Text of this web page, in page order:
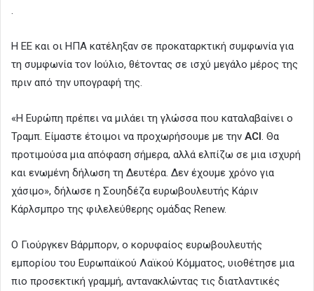
.
Η ΕΕ και οι ΗΠΑ κατέληξαν σε προκαταρκτική συμφωνία για
τη συμφωνία τον Ιούλιο, θέτοντας σε ισχύ μεγάλο μέρος της
πριν από την υπογραφή της.
«Η Ευρώπη πρέπει να μιλάει τη γλώσσα που καταλαβαίνει ο
Τραμπ. Είμαστε έτοιμοι να προχωρήσουμε με την ACI. Θα
προτιμούσα μια απόφαση σήμερα, αλλά ελπίζω σε μια ισχυρή
και ενωμένη δήλωση τη Δευτέρα. Δεν έχουμε χρόνο για
χάσιμο», δήλωσε η Σουηδέζα ευρωβουλευτής Κάριν
Κάρλσμπρο της φιλελεύθερης ομάδας Renew.
Ο Γιούργκεν Βάρμπορν, ο κορυφαίος ευρωβουλευτής
εμπορίου του Ευρωπαϊκού Λαϊκού Κόμματος, υιοθέτησε μια
πιο προσεκτική γραμμή, αντανακλώντας τις διατλαντικές